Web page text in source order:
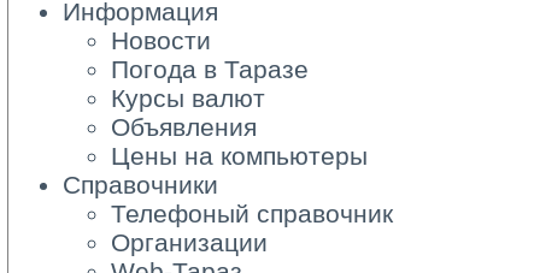
Информация
Новости
Погода в Таразе
Курсы валют
Объявления
Цены на компьютеры
Справочники
Телефоный справочник
Организации